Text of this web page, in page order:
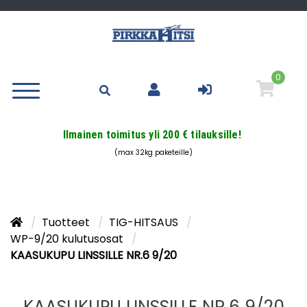
0
Ilmainen toimitus yli 200 € tilauksille!
(max 32kg paketeille)
Tuotteet
TIG-HITSAUS
WP-9/20 kulutusosat
KAASUKUPU LINSSILLE NR.6 9/20